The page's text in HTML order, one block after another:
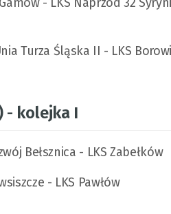
Turza Śląska II - LKS
- kolejka I
Bełsznica - LKS Zabełków
- LKS Pawłów